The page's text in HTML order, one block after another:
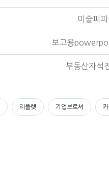
미술피
보고용
부동산자석
리플렛 기업브로셔